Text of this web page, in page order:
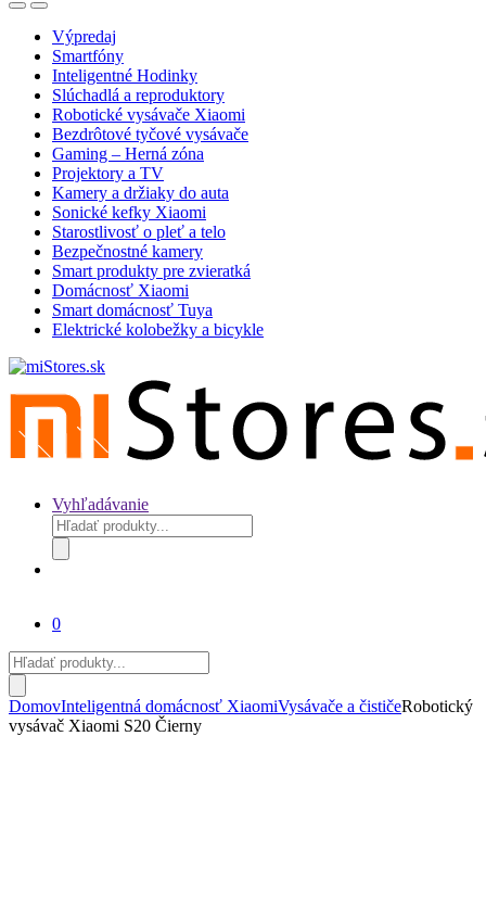
OpenClose
Výpredaj
Smartfóny
Inteligentné Hodinky
Slúchadlá a reproduktory
Robotické vysávače Xiaomi
Bezdrôtové tyčové vysávače
Gaming – Herná zóna
Projektory a TV
Kamery a držiaky do auta
Sonické kefky Xiaomi
Starostlivosť o pleť a telo
Bezpečnostné kamery
Smart produkty pre zvieratká
Domácnosť Xiaomi
Smart domácnosť Tuya
Elektrické kolobežky a bicykle
Vyhľadávanie
Products
search
0
Products
search
DomovInteligentná domácnosť XiaomiVysávače a čističeRobotický
vysávač Xiaomi S20 Čierny